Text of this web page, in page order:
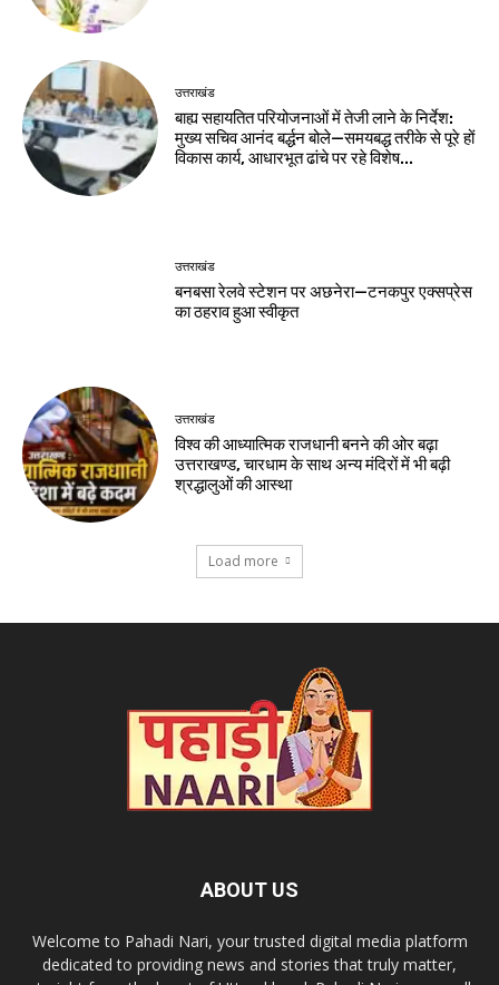
उत्तराखंड
बाह्य सहायतित परियोजनाओं में तेजी लाने के निर्देश:
मुख्य सचिव आनंद बर्द्धन बोले—समयबद्ध तरीके से पूरे हों
विकास कार्य, आधारभूत ढांचे पर रहे विशेष...
उत्तराखंड
बनबसा रेलवे स्टेशन पर अछनेरा—टनकपुर एक्सप्रेस
का ठहराव हुआ स्वीकृत
उत्तराखंड
विश्व की आध्यात्मिक राजधानी बनने की ओर बढ़ा
उत्तराखण्ड, चारधाम के साथ अन्य मंदिरों में भी बढ़ी
श्रद्धालुओं की आस्था
Load more
ABOUT US
Welcome to Pahadi Nari, your trusted digital media platform
dedicated to providing news and stories that truly matter,